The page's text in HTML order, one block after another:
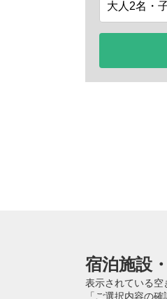
宿泊施設
表示されている空
「ご選択内容の